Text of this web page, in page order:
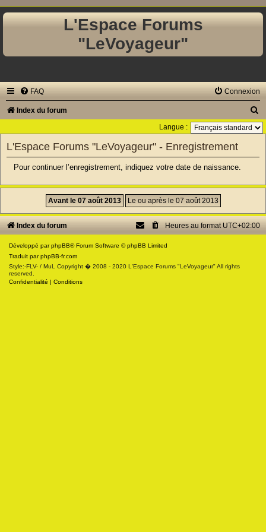
L'Espace Forums
"LeVoyageur"
FAQ Connexion
Index du forum
e
r
h
e
Langue :
L'Espace Forums "LeVoyageur" - Enregistrement
Pour continuer l’enregistrement, indiquez votre date de naissance.
Index du forum Heures au formatUTC+02:00
Développé parphpBB® Forum Software © phpBB Limited
Traduit parphpBB-fr.com
Style:-FLV- / MuL Copyright � 2008 - 2020 L'Espace Forums "LeVoyageur" All rights
reserved.
Confidentialité | Conditions